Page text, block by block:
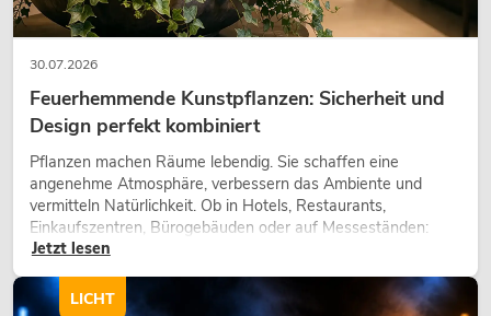
30.07.2026
Feuerhemmende Kunstpflanzen: Sicherheit und
Design perfekt kombiniert
Pflanzen machen Räume lebendig. Sie schaffen eine
angenehme Atmosphäre, verbessern das Ambiente und
vermitteln Natürlichkeit. Ob in Hotels, Restaurants,
Einkaufszentren, Bürogebäuden oder auf Messeständen:
eine hochwertige Begrünung gehört heute längst zum
Jetzt lesen
LICHT